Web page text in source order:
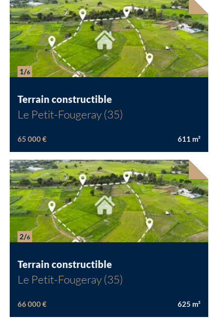
1/6
Terrain constructible
Le Petit-Fougeray (35)
65 000 € 611 m²
2/6
Terrain constructible
Le Petit-Fougeray (35)
66 000 € 625 m²